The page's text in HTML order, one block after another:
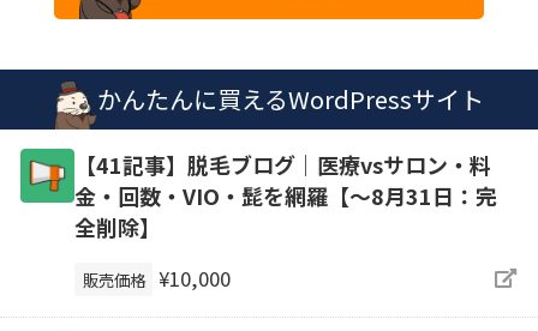
かんたんに買えるWordPressサイト
【41記事】脱毛ブログ｜医療vsサロン・料
金・回数・VIO・髭を網羅【～8月31日：完
全削除】
販売価格 ¥10,000